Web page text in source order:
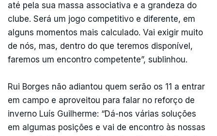
até pela sua massa associativa e a grandeza do
clube. Será um jogo competitivo e diferente, em
alguns momentos mais calculado. Vai exigir muito
de nós, mas, dentro do que teremos disponível,
faremos um encontro competente”, sublinhou.
Rui Borges não adiantou quem serão os 11 a entrar
em campo e aproveitou para falar no reforço de
inverno Luís Guilherme: “Dá-nos várias soluções
em algumas posições e vai de encontro às nossas